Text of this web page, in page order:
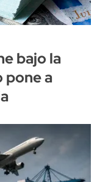
bajo la
pone a